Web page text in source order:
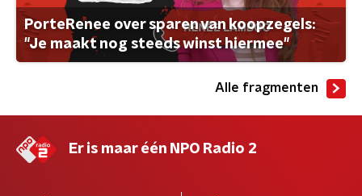
PorteRenee over sparen van koopzegels:
"Je maakt nog steeds winst hiermee"
Alle fragmenten
Er is maar één NPO Radio 2